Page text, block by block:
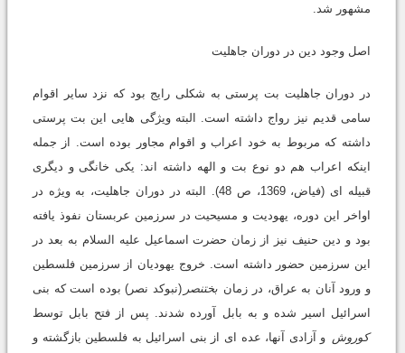
مشهور شد.
اصل وجود دین در دوران جاهلیت
در دوران جاهلیت بت پرستی به شکلی رایج بود که نزد سایر اقوام
سامی قدیم نیز رواج داشته است. البته ویژگی هایی این بت پرستی
داشته که مربوط به خود اعراب و اقوام مجاور بوده است. از جمله
اینکه اعراب هم دو نوع بت و الهه داشته اند: یکی خانگی و دیگری
قبیله ای (فیاض، 1369، ص 48). البته در دوران جاهلیت، به ویژه در
اواخر این دوره، یهودیت و مسیحیت در سرزمین عربستان نفوذ یافته
بود و دین حنیف نیز از زمان حضرت اسماعیل علیه السلام به بعد در
این سرزمین حضور داشته است. خروج یهودیان از سرزمین فلسطین
و ورود آنان به عراق، در زمان بختنصر (نبوکد نصر) بوده است که بنی
اسرائیل اسیر شده و به بابل آورده شدند. پس از فتح بابل توسط
کوروش و آزادی آنها، عده ای از بنی اسرائیل به فلسطین بازگشته و